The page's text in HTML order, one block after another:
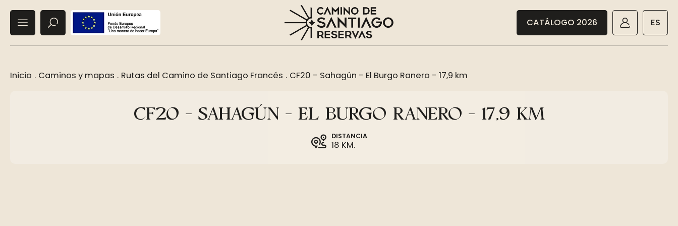
CATÁLOGO 2026 ES
Inicio . Caminos y mapas . Rutas del Camino de Santiago Francés . CF20 - Sahagún - El Burgo Ranero - 17,9 km
CF20 - SAHAGÚN - EL BURGO RANERO - 17,9 KM
DISTANCIA
18 KM.